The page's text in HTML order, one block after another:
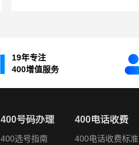
19年专注
400增值服务
400号码办理
400选号指南
400电话收费
400电话收费标准